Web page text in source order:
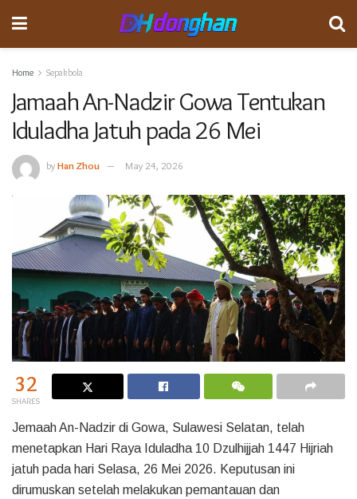
Home Sepakbola
Jamaah An-Nadzir Gowa Tentukan
Iduladha Jatuh pada 26 Mei
byHan Zhou May 24, 2026
32
SHARES
Jemaah An-Nadzir di Gowa, Sulawesi Selatan, telah
menetapkan Hari Raya Iduladha 10 Dzulhijjah 1447 Hijriah
jatuh pada hari Selasa, 26 Mei 2026. Keputusan ini
dirumuskan setelah melakukan pemantauan dan